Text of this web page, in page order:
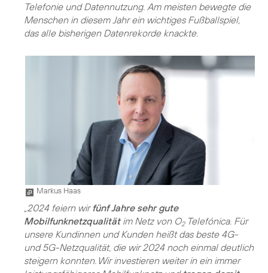
Telefonie und Datennutzung. Am meisten bewegte die
Menschen in diesem Jahr ein wichtiges Fußballspiel,
das alle bisherigen Datenrekorde knackte.
Markus Haas
„2024 feiern wirfünf Jahre sehr gute
Mobilfunknetzqualitätim Netz von O2Telefónica. Für
unsere Kundinnen und Kunden heißt das beste 4G-
und 5G-Netzqualität, die wir 2024 noch einmal deutlich
steigern konnten. Wir investieren weiter in ein immer